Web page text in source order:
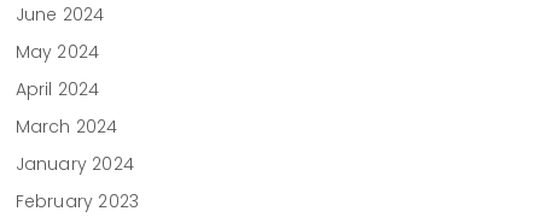
June 2024
May 2024
April 2024
March 2024
January 2024
February 2023